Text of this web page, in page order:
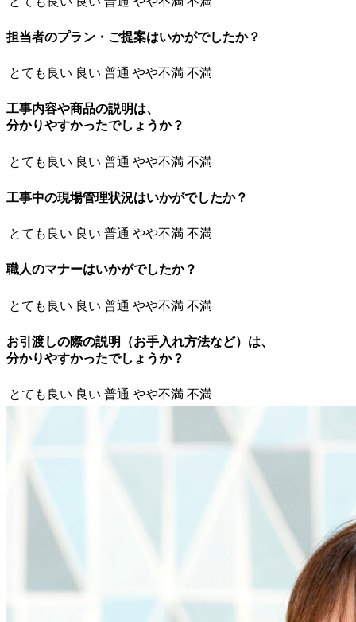
担当者のプラン・ご提案はいかがでしたか？
とても良い 良い 普通 やや不満 不満
工事内容や商品の説明は、
分かりやすかったでしょうか？
とても良い 良い 普通 やや不満 不満
工事中の現場管理状況はいかがでしたか？
とても良い 良い 普通 やや不満 不満
職人のマナーはいかがでしたか？
とても良い 良い 普通 やや不満 不満
お引渡しの際の説明（お手入れ方法など）は、
分かりやすかったでしょうか？
とても良い 良い 普通 やや不満 不満